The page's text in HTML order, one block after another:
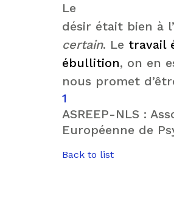
Le
désir était bien à
certain. Le travail
ébullition, on en
nous promet
1
ASREEP-NLS :
Européenne de
Back to list